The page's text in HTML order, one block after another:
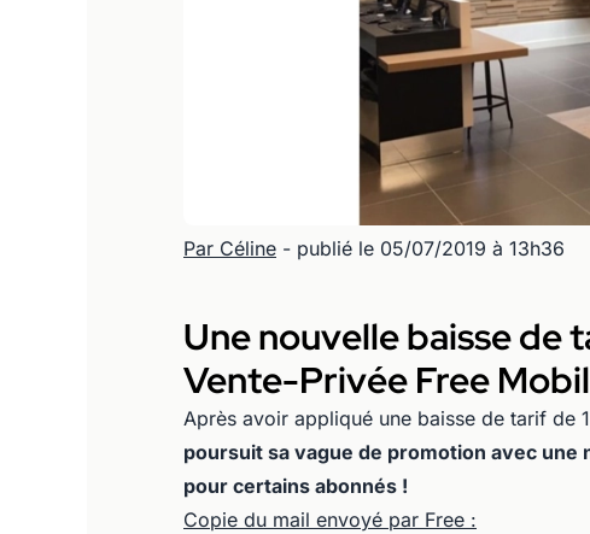
Par Céline - publié le 05/07/2019 à 13h36
Une nouvelle baisse de
Vente-Privée Free
Après avoir appliqué une baisse de tarif de
poursuit sa vague de promotion avec
pour certains abonnés !
Copie du mail envoyé par Free :